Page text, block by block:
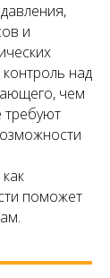
и
над
чем
требуют
поможет